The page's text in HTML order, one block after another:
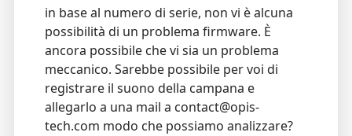
in base al numero di serie, non vi è alcuna
possibilità di un problema firmware. È
ancora possibile che vi sia un problema
meccanico. Sarebbe possibile per voi di
registrare il suono della campana e
allegarlo a una mail a contact@opis-
tech.com modo che possiamo analizzare?